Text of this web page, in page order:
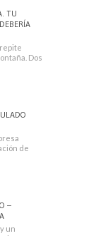
TU
Dos
de
–
un